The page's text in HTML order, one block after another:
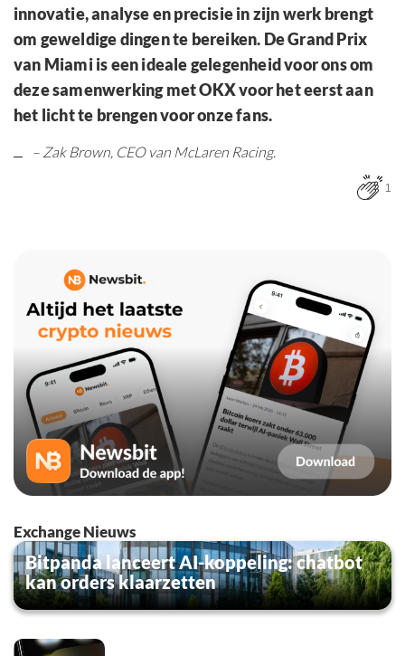
innovatie, analyse en precisie in zijn werk brengt
om geweldige dingen te bereiken. De Grand Prix
van Miami is een ideale gelegenheid voor ons om
deze samenwerking met OKX voor het eerst aan
het licht te brengen voor onze fans.
– Zak Brown, CEO van McLaren Racing.
1
Exchange Nieuws
Bitpanda lanceert AI-koppeling: chatbot
kan orders klaarzetten